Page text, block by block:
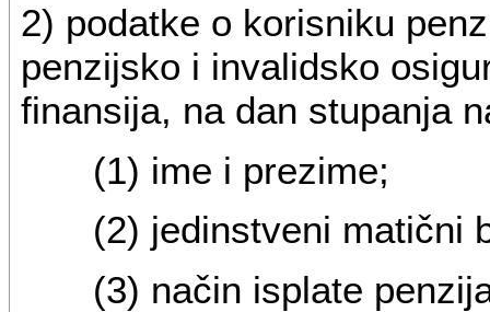
2) podatke o korisniku
penzijsko i invalidsko
finansija, na dan stupanja
(1) ime i prezime;
(2) jedinstveni matični
(3) način isplate